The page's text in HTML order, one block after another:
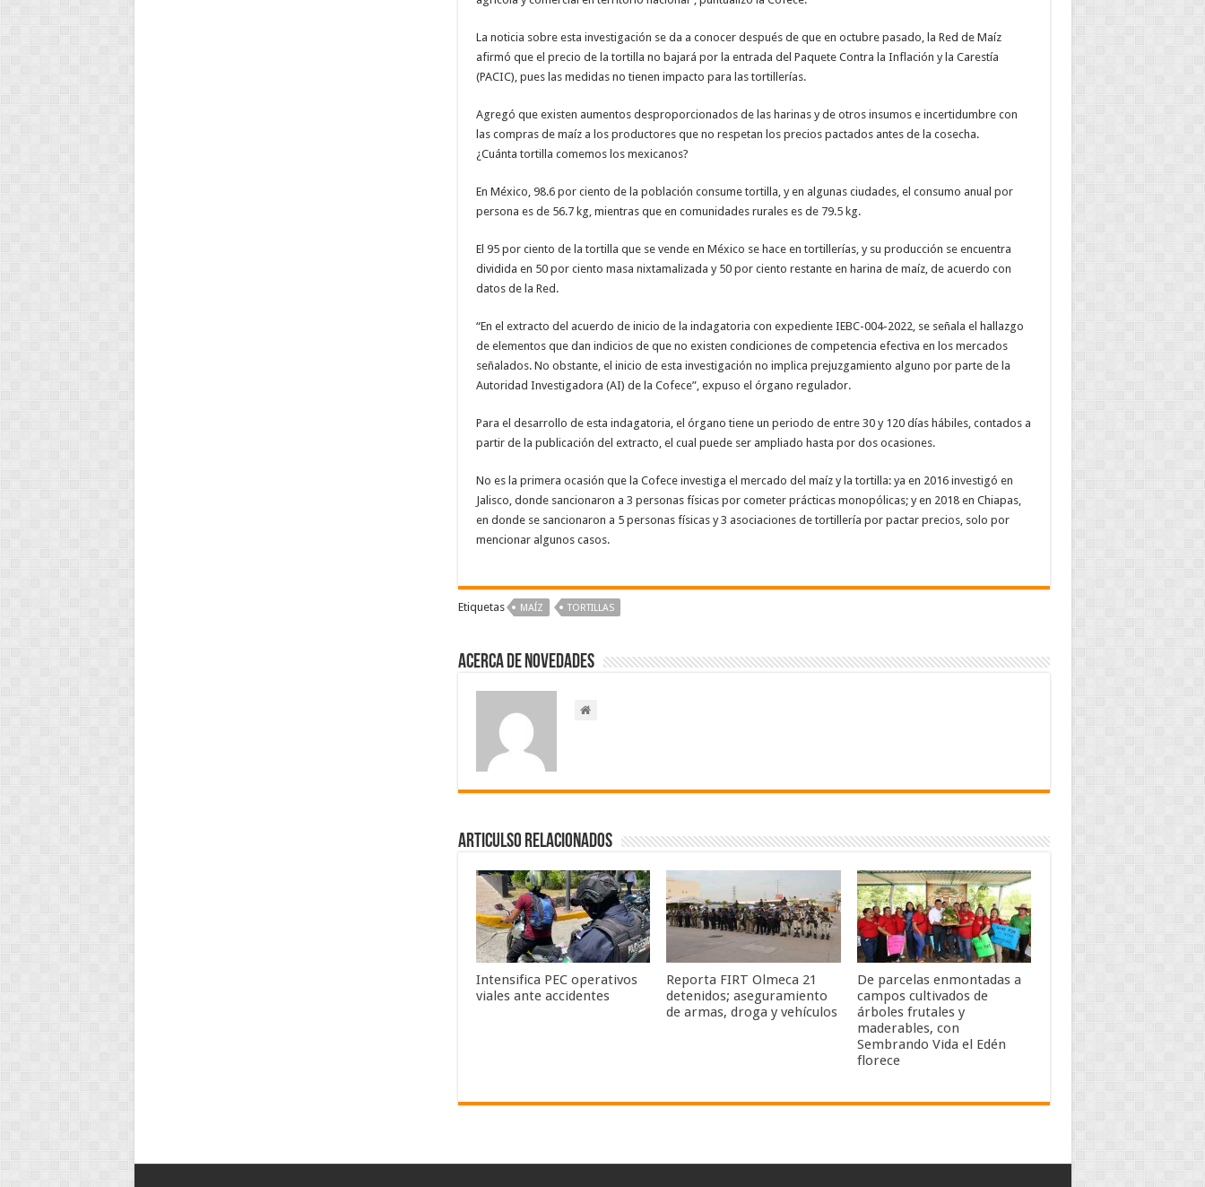
La noticia sobre esta investigación se da a conocer después de que en octubre pasado, la Red de Maíz
afirmó que el precio de la tortilla no bajará por la entrada del Paquete Contra la Inflación y la Carestía
(PACIC), pues las medidas no tienen impacto para las tortillerías.
Agregó que existen aumentos desproporcionados de las harinas y de otros insumos e incertidumbre con
las compras de maíz a los productores que no respetan los precios pactados antes de la cosecha.
¿Cuánta tortilla comemos los mexicanos?
En México, 98.6 por ciento de la población consume tortilla, y en algunas ciudades, el consumo anual por
persona es de 56.7 kg, mientras que en comunidades rurales es de 79.5 kg.
El 95 por ciento de la tortilla que se vende en México se hace en tortillerías, y su producción se encuentra
dividida en 50 por ciento masa nixtamalizada y 50 por ciento restante en harina de maíz, de acuerdo con
datos de la Red.
“En el extracto del acuerdo de inicio de la indagatoria con expediente IEBC-004-2022, se señala el hallazgo
de elementos que dan indicios de que no existen condiciones de competencia efectiva en los mercados
señalados. No obstante, el inicio de esta investigación no implica prejuzgamiento alguno por parte de la
Autoridad Investigadora (AI) de la Cofece”, expuso el órgano regulador.
Para el desarrollo de esta indagatoria, el órgano tiene un periodo de entre 30 y 120 días hábiles, contados a
partir de la publicación del extracto, el cual puede ser ampliado hasta por dos ocasiones.
No es la primera ocasión que la Cofece investiga el mercado del maíz y la tortilla: ya en 2016 investigó en
Jalisco, donde sancionaron a 3 personas físicas por cometer prácticas monopólicas; y en 2018 en Chiapas,
en donde se sancionaron a 5 personas físicas y 3 asociaciones de tortillería por pactar precios, solo por
mencionar algunos casos.
Etiquetas MAÍZ TORTILLAS
Acerca de NOVEDADES
Articulso Relacionados
Intensifica PEC operativos
viales ante accidentes
Reporta FIRT Olmeca 21
detenidos; aseguramiento
de armas, droga y vehículos
De parcelas enmontadas a
campos cultivados de
árboles frutales y
maderables, con
Sembrando Vida el Edén
florece